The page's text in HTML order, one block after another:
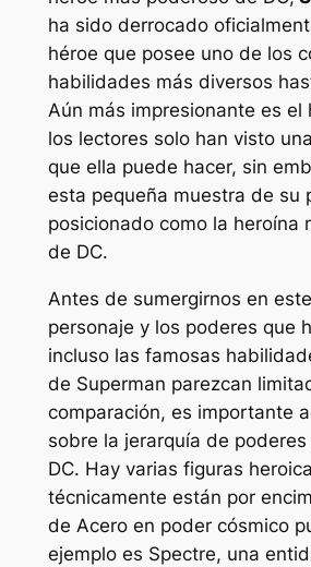
ha sido derrocado
héroe que posee uno de los
habilidades más diversos
Aún más impresionante es el
los lectores solo han visto
que ella puede hacer, sin
esta pequeña muestra de su
posicionado como la heroína
de DC.
Antes de sumergirnos en
personaje y los poderes que
incluso las famosas
de Superman parezcan
comparación, es importante
sobre la jerarquía de
DC. Hay varias figuras
técnicamente están por
de Acero en poder cósmico
ejemplo es Spectre, una